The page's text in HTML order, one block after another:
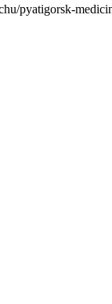
pyatigorsk-